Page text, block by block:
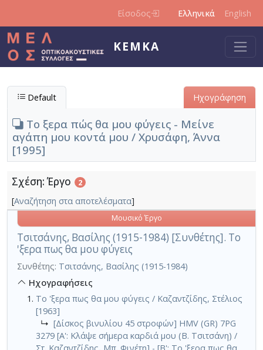
Είσοδος Ελληνικά English
ΚΕΜΚΑ
Default Ηχογράφηση
Το ξερα πώς θα μου φύγεις - Μείνε
αγάπη μου κοντά μου / Χρυσάφη, Άννα
[1995]
Σχέση: Έργο 2
[Αναζήτηση στα αποτελέσματα]
Τσιτσάνης, Βασίλης (1915-1984) [Συνθέτης]. Το
'ξερα πως θα μου φύγεις
Μουσικό Έργο
Συνθέτης: Τσιτσάνης, Βασίλης (1915-1984)
Ηχογραφήσεις
Το 'ξερα πως θα μου φύγεις / Καζαντζίδης, Στέλιος
[1963]
↳ [Δίσκος βινυλίου 45 στροφών] HMV (GR) 7PG
3279 [Α': Κλάψε σήμερα καρδιά μου (Β. Τσιτσάνη) /